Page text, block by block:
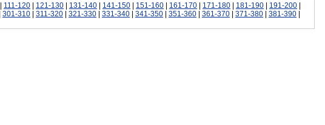
111-120 121-130 131-140 141-150 151-160 161-170 171-180 181-190 191-200
301-310 311-320 321-330 331-340 341-350 351-360 361-370 371-380 381-390